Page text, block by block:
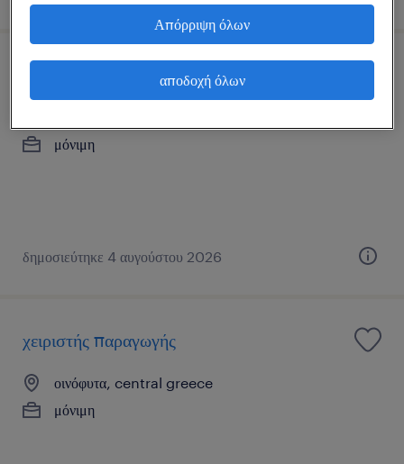
χειριστής παραγωγής
μόνιμη
δημοσιεύτηκε 4 αυγούστου 2026
χειριστής παραγωγής
οινόφυτα, central greece
μόνιμη
Απόρριψη όλων
αποδοχή όλων